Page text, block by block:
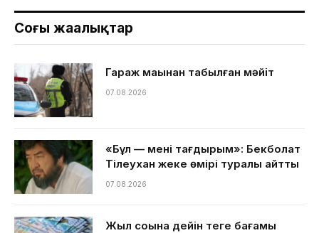
Соңғы жаңалықтар
Гараж маңынан табылған мәйіт
07.08.2026
«Бұл — менің тағдырым»: Бекболат
Тілеухан жеке өмірі туралы айтты
07.08.2026
Жыл соңына дейін теңге бағамы